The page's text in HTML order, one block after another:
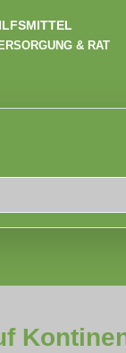
& RAT